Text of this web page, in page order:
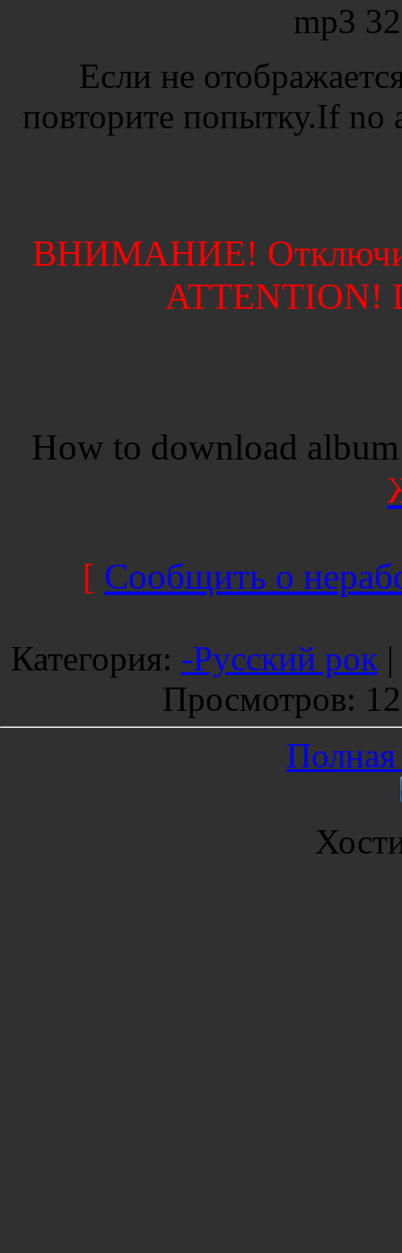
mp3
Если не
повторите попытку.If
ВНИМАНИЕ!
ATTENTION!
How to download
[ Сообщить о
Категория: -Русский рок |
Просмотров:
Полная